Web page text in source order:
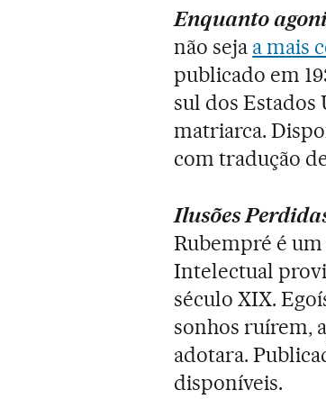
Enquanto
não seja a mais
publicado em
sul dos
matriarca.
com tradução
Ilusões
Rubempré é
Intelectual
século XIX.
sonhos ruírem,
adotara.
disponíveis.